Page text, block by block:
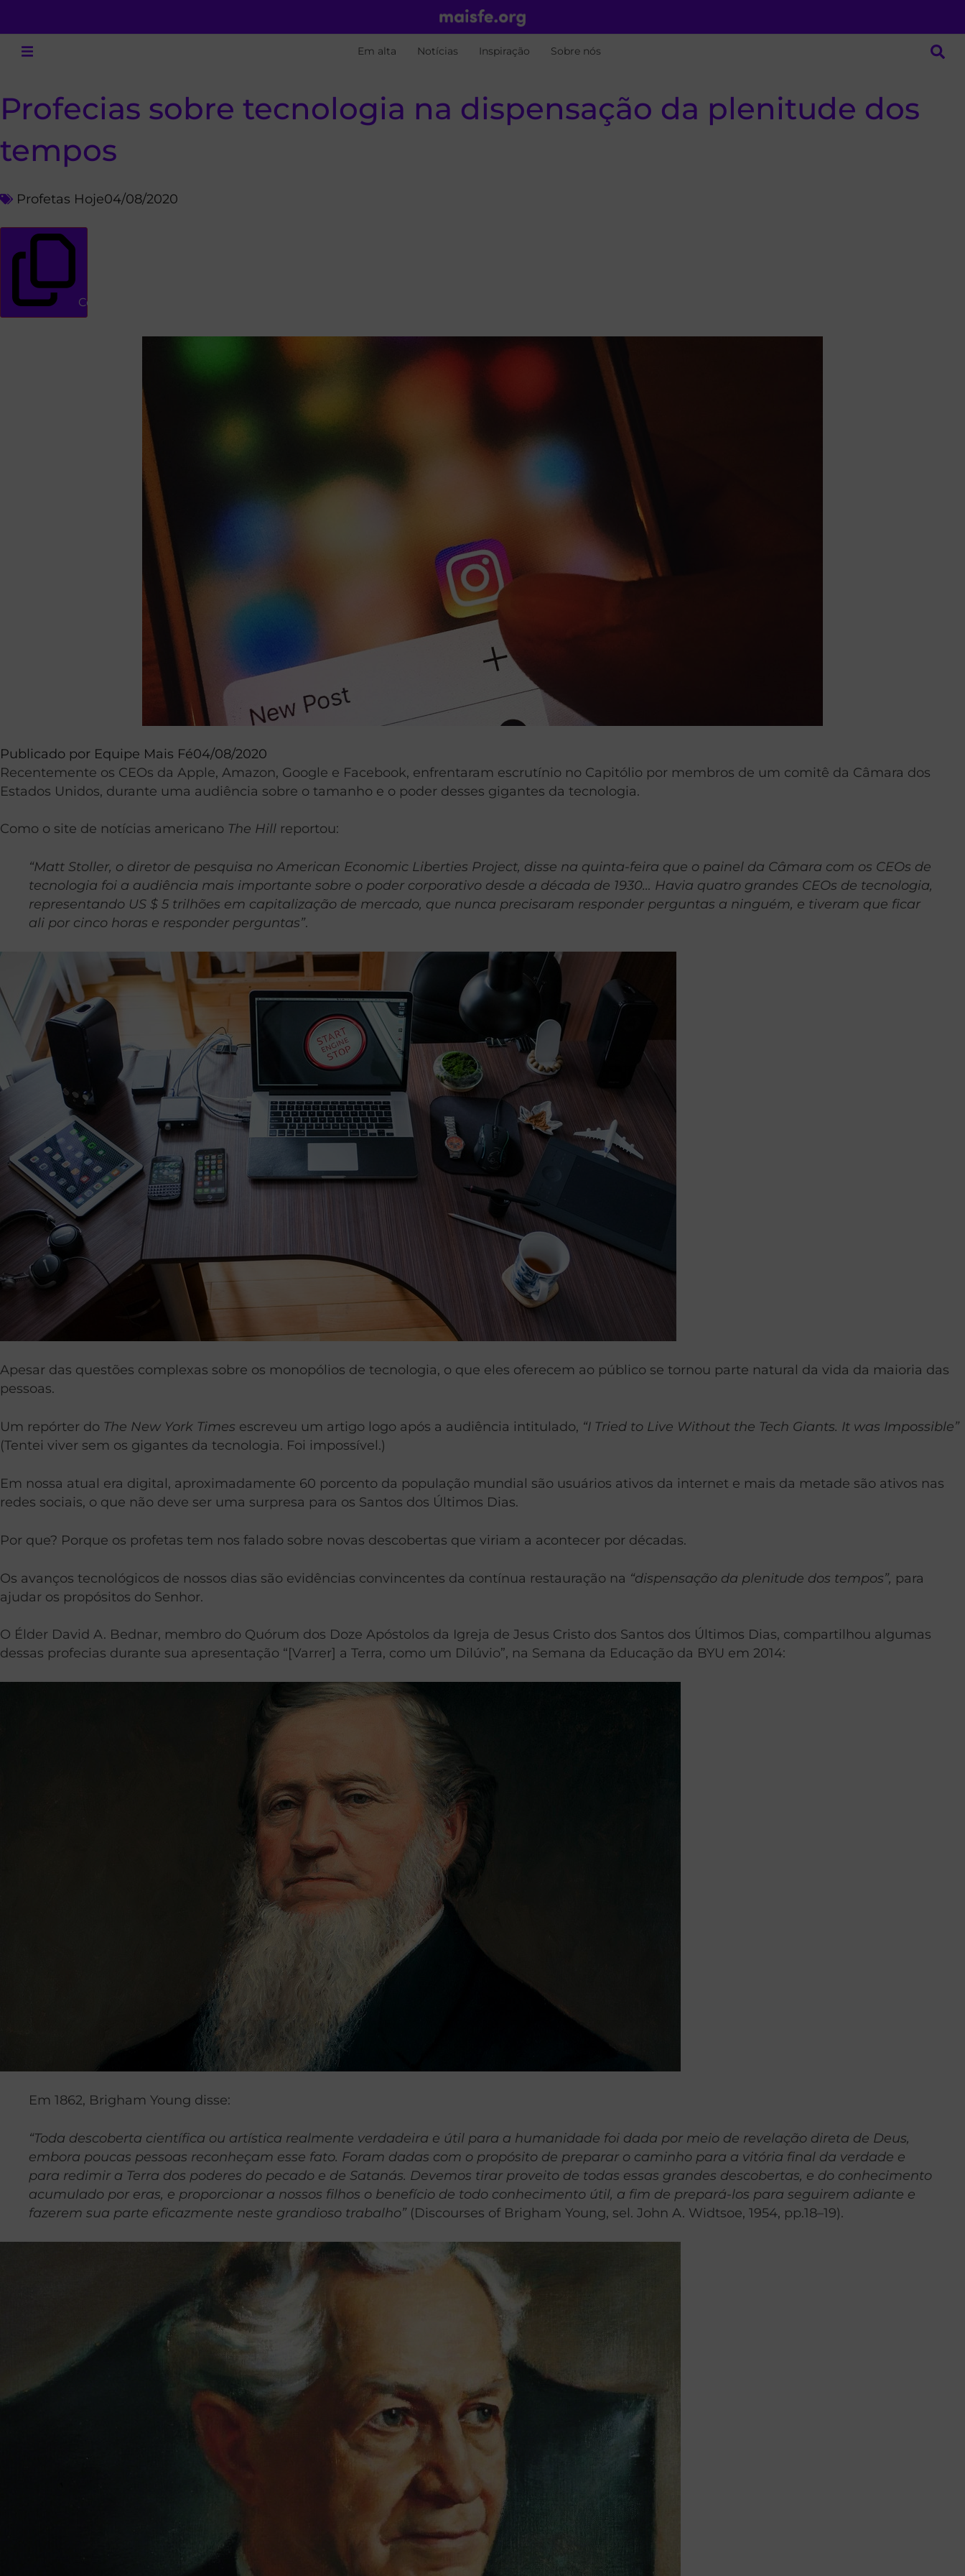
Em alta Notícias Inspiração Sobre nós
Profecias sobre tecnologia na dispensação da plenitude dos
tempos
Profetas Hoje04/08/2020
Copiar link
Publicado por Equipe Mais Fé04/08/2020
Recentemente os CEOs da Apple, Amazon, Google e Facebook, enfrentaram escrutínio no Capitólio por membros de um comitê da Câmara dos
Estados Unidos, durante uma audiência sobre o tamanho e o poder desses gigantes da tecnologia.
Como o site de notícias americano The Hill reportou:
“Matt Stoller, o diretor de pesquisa no American Economic Liberties Project, disse na quinta-feira que o painel da Câmara com os CEOs de
tecnologia foi a audiência mais importante sobre o poder corporativo desde a década de 1930… Havia quatro grandes CEOs de tecnologia,
representando US $ 5 trilhões em capitalização de mercado, que nunca precisaram responder perguntas a ninguém, e tiveram que ficar
ali por cinco horas e responder perguntas”.
Apesar das questões complexas sobre os monopólios de tecnologia, o que eles oferecem ao público se tornou parte natural da vida da maioria das
pessoas.
Um repórter do The New York Times escreveu um artigo logo após a audiência intitulado, “I Tried to Live Without the Tech Giants. It was Impossible”
(Tentei viver sem os gigantes da tecnologia. Foi impossível.)
Em nossa atual era digital, aproximadamente 60 porcento da população mundial são usuários ativos da internet e mais da metade são ativos nas
redes sociais, o que não deve ser uma surpresa para os Santos dos Últimos Dias.
Por que? Porque os profetas tem nos falado sobre novas descobertas que viriam a acontecer por décadas.
Os avanços tecnológicos de nossos dias são evidências convincentes da contínua restauração na “dispensação da plenitude dos tempos”, para
ajudar os propósitos do Senhor.
O Élder David A. Bednar, membro do Quórum dos Doze Apóstolos da Igreja de Jesus Cristo dos Santos dos Últimos Dias, compartilhou algumas
dessas profecias durante sua apresentação “[Varrer] a Terra, como um Dilúvio”, na Semana da Educação da BYU em 2014:
Em 1862, Brigham Young disse:
“Toda descoberta científica ou artística realmente verdadeira e útil para a humanidade foi dada por meio de revelação direta de Deus,
embora poucas pessoas reconheçam esse fato. Foram dadas com o propósito de preparar o caminho para a vitória final da verdade e
para redimir a Terra dos poderes do pecado e de Satanás. Devemos tirar proveito de todas essas grandes descobertas, e do conhecimento
acumulado por eras, e proporcionar a nossos filhos o benefício de todo conhecimento útil, a fim de prepará-los para seguirem adiante e
fazerem sua parte eficazmente neste grandioso trabalho”(Discourses of Brigham Young, sel. John A. Widtsoe, 1954, pp.18–19).